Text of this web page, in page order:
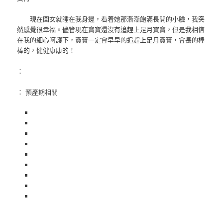
現在閨女就睡在我身邊，看着她那漸漸飽滿長開的小臉，我突
然感覺很幸福。儘管現在寶寶還沒有追趕上足月寶寶，但是我相信
在我的細心呵護下，寶寶一定會早早的追趕上足月寶寶，會長的棒
棒的，健健康康的！
：
： 預產期相關